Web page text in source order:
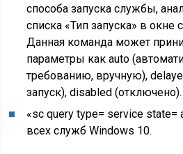
способа запуска службы,
списка «Тип запуска» в
Данная команда может
параметры как auto
требованию, вручную),
запуск), disabled (отключено).
«sc query type= service state=
всех служб Windows 10.